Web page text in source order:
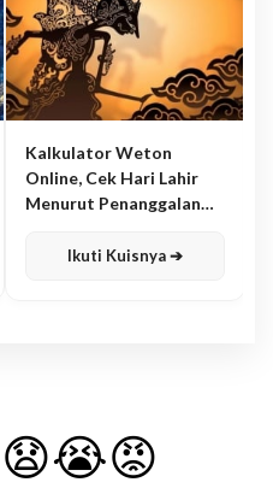
Kalkulator Weton
Online, Cek Hari Lahir
Menurut Penanggalan
Ikuti Kuisnya ➔
😧😭😡